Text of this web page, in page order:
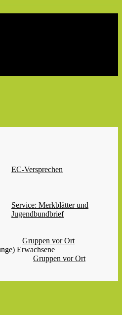
EC-Versprechen
Service: Merkblätter und
Jugendbundbrief
Gruppen vor Ort
Erwachsene
Gruppen vor Ort